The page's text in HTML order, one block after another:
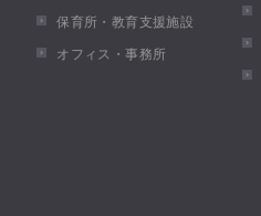
保育所・教育支援施設
オフィス・事務所